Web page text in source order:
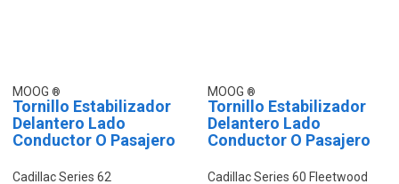
MOOG
Tornillo Estabilizador
Delantero Lado
Conductor O Pasajero
Cadillac Series 62
MOOG
Tornillo Estabilizador
Delantero Lado
Conductor O Pasajero
Cadillac Series 60 Fleetwood